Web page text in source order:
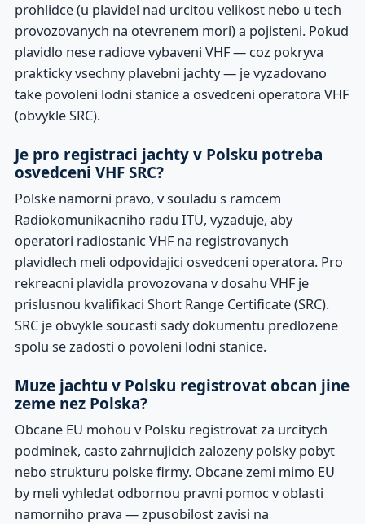
prohlidce (u plavidel nad urcitou velikost nebo u tech
provozovanych na otevrenem mori) a pojisteni. Pokud
plavidlo nese radiove vybaveni VHF — coz pokryva
prakticky vsechny plavebni jachty — je vyzadovano
take povoleni lodni stanice a osvedceni operatora VHF
(obvykle SRC).
Je pro registraci jachty v Polsku potreba
osvedceni VHF SRC?
Polske namorni pravo, v souladu s ramcem
Radiokomunikacniho radu ITU, vyzaduje, aby
operatori radiostanic VHF na registrovanych
plavidlech meli odpovidajici osvedceni operatora. Pro
rekreacni plavidla provozovana v dosahu VHF je
prislusnou kvalifikaci Short Range Certificate (SRC).
SRC je obvykle soucasti sady dokumentu predlozene
spolu se zadosti o povoleni lodni stanice.
Muze jachtu v Polsku registrovat obcan jine
zeme nez Polska?
Obcane EU mohou v Polsku registrovat za urcitych
podminek, casto zahrnujicich zalozeny polsky pobyt
nebo strukturu polske firmy. Obcane zemi mimo EU
by meli vyhledat odbornou pravni pomoc v oblasti
namorniho prava — zpusobilost zavisi na